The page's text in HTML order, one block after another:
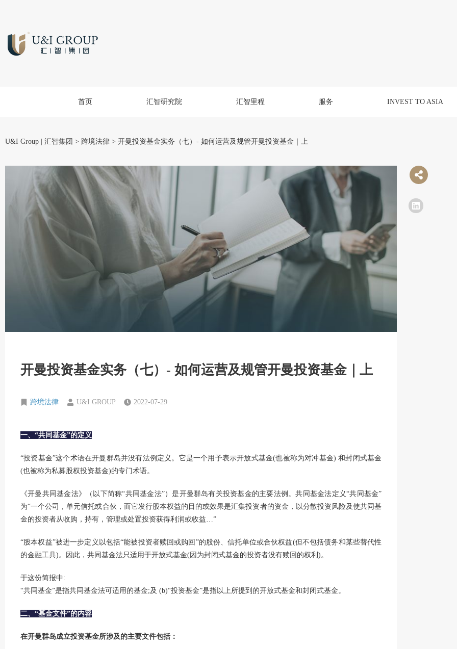
首页 汇智研究院 汇智里程 服务 INVEST TO ASIA
U&I Group | 汇智集团 > 跨境法律 > 开曼投资基金实务（七）- 如何运营及规管开曼投资基金｜上
开曼投资基金实务（七）- 如何运营及规管开曼投资基金｜上
跨境法律 U&I GROUP 2022-07-29
一、“共同基金”的定义
“投资基金”这个术语在开曼群岛并没有法例定义。它是一个用予表示开放式基金(也被称为对冲基金) 和封闭式基金
(也被称为私募股权投资基金)的专门术语。
《开曼共同基金法》（以下简称“共同基金法”）是开曼群岛有关投资基金的主要法例。共同基金法定义“共同基金”
为“一个公司，单元信托或合伙，而它发行股本权益的目的或效果是汇集投资者的资金，以分散投资风险及使共同基
金的投资者从收购，持有，管理或处置投资获得利润或收益…”
“股本权益”被进一步定义以包括“能被投资者赎回或购回”的股份、信托单位或合伙权益(但不包括债务和某些替代性
的金融工具)。因此，共同基金法只适用于开放式基金(因为封闭式基金的投资者没有赎回的权利)。
于这份简报中:
“共同基金”是指共同基金法可适用的基金;及 (b)“投资基金”是指以上所提到的开放式基金和封闭式基金。
二、“基金文件”的内容
在开曼群岛成立投资基金所涉及的主要文件包括：